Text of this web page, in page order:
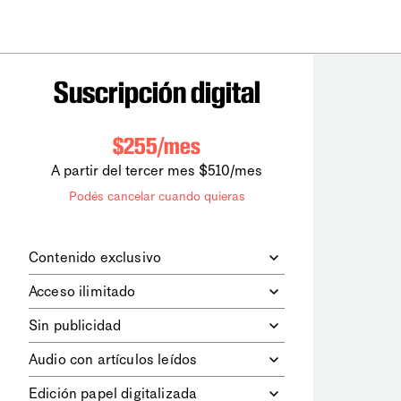
Suscripción digital
$255/mes
A partir del tercer mes $510/mes
Podés cancelar cuando quieras
Contenido exclusivo
digitales dela diaria
los contenidos de Le Monde
diplomatique.
Acceso ilimitado
contenidos.
Sin publicidad
publicitarios.
Audio con artículos leídos
Edición papel digitalizada